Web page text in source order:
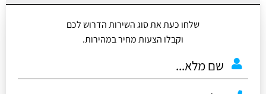
שלחו כעת את סוג השירות הדרוש לכם
וקבלו הצעות מחיר במהירות.